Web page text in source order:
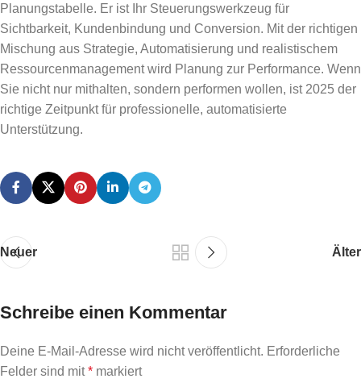
Planungstabelle. Er ist Ihr Steuerungswerkzeug für
Sichtbarkeit, Kundenbindung und Conversion. Mit der richtigen
Mischung aus Strategie, Automatisierung und realistischem
Ressourcenmanagement wird Planung zur Performance. Wenn
Sie nicht nur mithalten, sondern performen wollen, ist 2025 der
richtige Zeitpunkt für professionelle, automatisierte
Unterstützung.
Neuer Älter
Schreibe einen Kommentar
Deine E-Mail-Adresse wird nicht veröffentlicht. Erforderliche
Felder sind mit* markiert